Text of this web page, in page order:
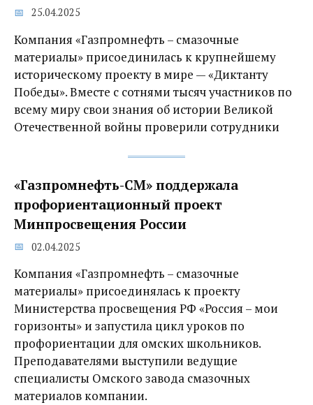
25.04.2025
Компания «Газпромнефть – смазочные
материалы» присоединилась к крупнейшему
историческому проекту в мире — «Диктанту
Победы». Вместе с сотнями тысяч участников по
всему миру свои знания об истории Великой
Отечественной войны проверили сотрудники
«Газпромнефть-СМ» поддержала
профориентационный проект
Минпросвещения России
02.04.2025
Компания «Газпромнефть – смазочные
материалы» присоединялась к проекту
Министерства просвещения РФ «Россия – мои
горизонты» и запустила цикл уроков по
профориентации для омских школьников.
Преподавателями выступили ведущие
специалисты Омского завода смазочных
материалов компании.